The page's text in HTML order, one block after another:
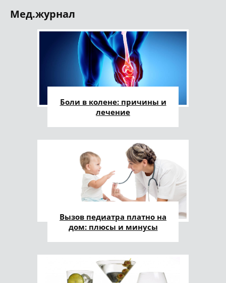
Мед.журнал
Боли в колене: причины и
лечение
Вызов педиатра платно на
дом: плюсы и минусы